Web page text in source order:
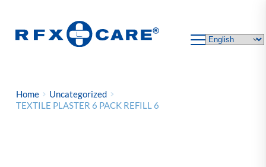
Home
Uncategorized
TEXTILE PLASTER 6 PACK REFILL 6